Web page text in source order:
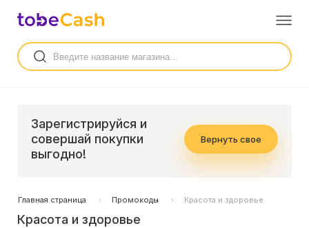
Зарегистрируйся и
совершай покупки
выгодно!
Вернуть свое
Главная страница Промокоды Красота и здоровье
Красота и здоровье